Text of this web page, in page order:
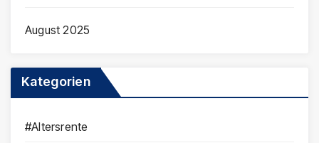
August 2025
Kategorien
#Altersrente